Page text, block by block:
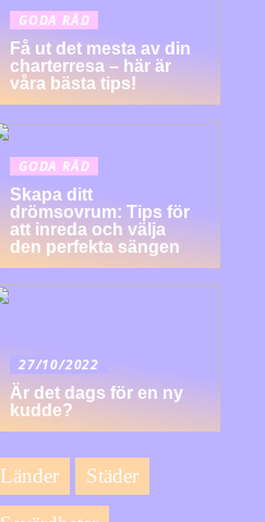
GODA RÅD
Få ut det mesta av din
charterresa – här är
våra bästa tips!
GODA RÅD
Skapa ditt
drömsovrum: Tips för
att inreda och välja
den perfekta sängen
27/10/2022
Är det dags för en ny
kudde?
Länder Städer